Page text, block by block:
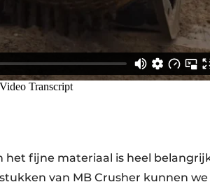
fijne materiaal is heel
van MB Crusher kunnen we